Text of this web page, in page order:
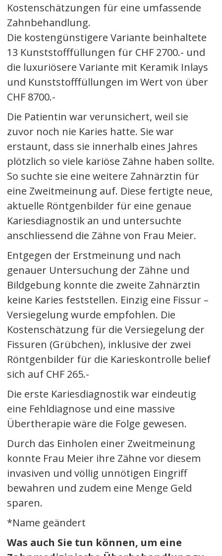
Kostenschätzungen für eine umfassende
Zahnbehandlung.
Die kostengünstigere Variante beinhaltete
13 Kunststofffüllungen für CHF 2700.- und
die luxuriösere Variante mit Keramik Inlays
und Kunststofffüllungen im Wert von über
CHF 8700.-
Die Patientin war verunsichert, weil sie
zuvor noch nie Karies hatte. Sie war
erstaunt, dass sie innerhalb eines Jahres
plötzlich so viele kariöse Zähne haben sollte.
So suchte sie eine weitere Zahnärztin für
eine Zweitmeinung auf. Diese fertigte neue,
aktuelle Röntgenbilder für eine genaue
Kariesdiagnostik an und untersuchte
anschliessend die Zähne von Frau Meier.
Entgegen der Erstmeinung und nach
genauer Untersuchung der Zähne und
Bildgebung konnte die zweite Zahnärztin
keine Karies feststellen. Einzig eine Fissur –
Versiegelung wurde empfohlen. Die
Kostenschätzung für die Versiegelung der
Fissuren (Grübchen), inklusive der zwei
Röntgenbilder für die Karieskontrolle belief
sich auf CHF 265.-
Die erste Kariesdiagnostik war eindeutig
eine Fehldiagnose und eine massive
Übertherapie wäre die Folge gewesen.
Durch das Einholen einer Zweitmeinung
konnte Frau Meier ihre Zähne vor diesem
invasiven und völlig unnötigen Eingriff
bewahren und zudem eine Menge Geld
sparen.
*Name geändert
Was auch Sie tun können, um eine